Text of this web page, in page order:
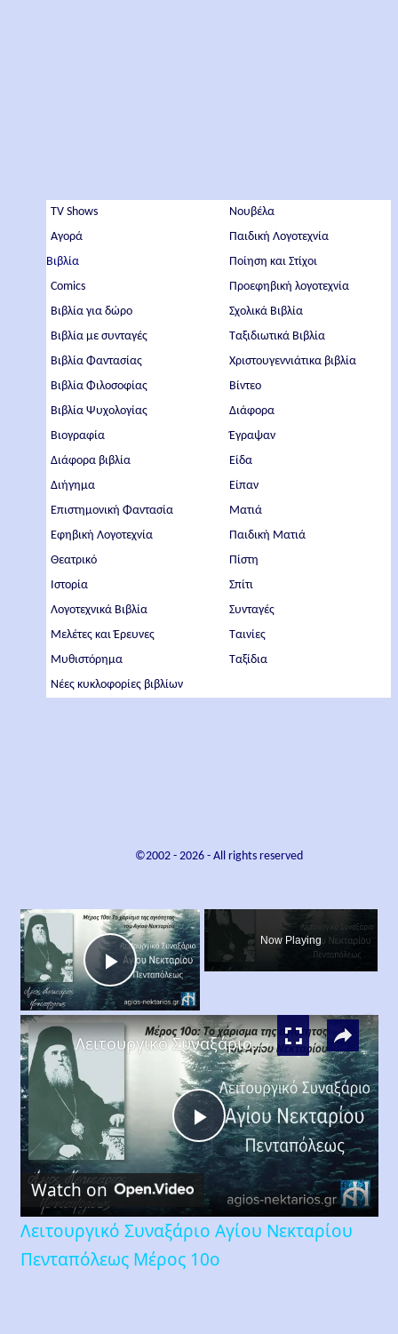
TV Shows
Αγορά
Βιβλία
Comics
Βιβλία για δώρο
Βιβλία με συνταγές
Βιβλία Φαντασίας
Βιβλία Φιλοσοφίας
Βιβλία Ψυχολογίας
Βιογραφία
Διάφορα βιβλία
Διήγημα
Επιστημονική Φαντασία
Εφηβική Λογοτεχνία
Θεατρικό
Ιστορία
Λογοτεχνικά Βιβλία
Μελέτες και Έρευνες
Μυθιστόρημα
Νέες κυκλοφορίες βιβλίων
Νουβέλα
Παιδική Λογοτεχνία
Ποίηση και Στίχοι
Προεφηβική λογοτεχνία
Σχολικά Βιβλία
Ταξιδιωτικά Βιβλία
Χριστουγεννιάτικα βιβλία
Βίντεο
Διάφορα
Έγραψαν
Είδα
Είπαν
Ματιά
Παιδική Ματιά
Πίστη
Σπίτι
Συνταγές
Ταινίες
Ταξίδια
©2002 - 2026- All rights reserved
×
Play
Video
Now Playing
×
Play
Video
Λειτουργικό Συναξάριο Αγίου Νεκταρίου Πενταπόλεως Μέρος 10ο
Watch on
Λειτουργικό Συναξάριο Αγίου Νεκταρίου
Πενταπόλεως Μέρος 10ο